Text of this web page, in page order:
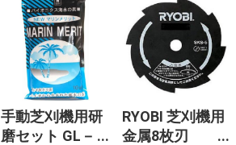
手動芝刈機用研
磨セット GL－
RYOBI 芝刈機用
金属8枚刃